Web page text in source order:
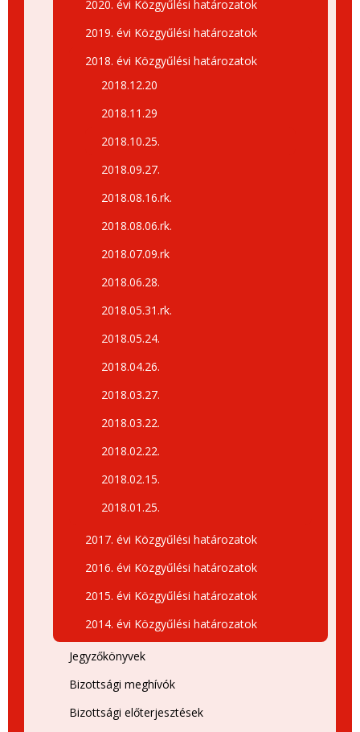
2020. évi Közgyűlési határozatok
2019. évi Közgyűlési határozatok
2018. évi Közgyűlési határozatok
2018.12.20
2018.11.29
2018.10.25.
2018.09.27.
2018.08.16.rk.
2018.08.06.rk.
2018.07.09.rk
2018.06.28.
2018.05.31.rk.
2018.05.24.
2018.04.26.
2018.03.27.
2018.03.22.
2018.02.22.
2018.02.15.
2018.01.25.
2017. évi Közgyűlési határozatok
2016. évi Közgyűlési határozatok
2015. évi Közgyűlési határozatok
2014. évi Közgyűlési határozatok
Jegyzőkönyvek
Bizottsági meghívók
Bizottsági előterjesztések